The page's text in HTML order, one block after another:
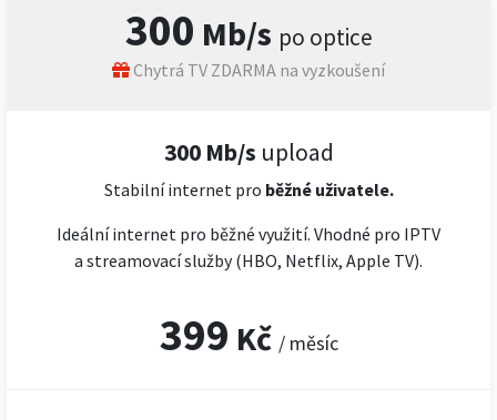
300 Mb/s po optice
Chytrá TV ZDARMA na vyzkoušení
300 Mb/s upload
Stabilní internet pro běžné uživatele.
Ideální internet pro běžné využití. Vhodné pro IPTV
a streamovací služby (HBO, Netflix, Apple TV).
399 Kč / měsíc